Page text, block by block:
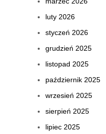
luty 2026
styczeń 2026
grudzień 2025
listopad 2025
październik 2025
wrzesień 2025
sierpień 2025
lipiec 2025